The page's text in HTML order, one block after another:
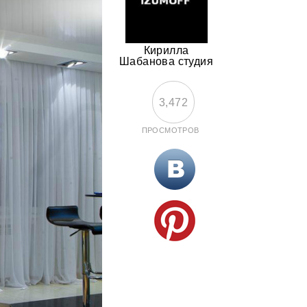
Кирилла
Шабанова студия
3,472
ПРОСМОТРОВ